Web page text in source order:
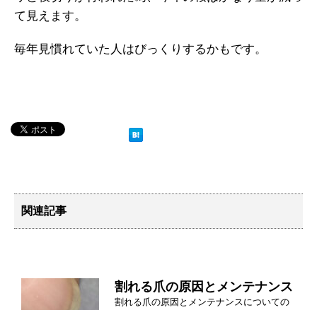
て見えます。
毎年見慣れていた人はびっくりするかもです。
関連記事
割れる爪の原因とメンテナンス
割れる爪の原因とメンテナンスについての